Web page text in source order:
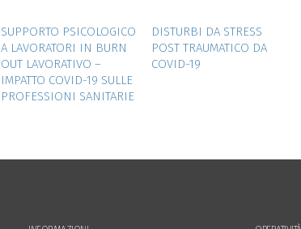
SUPPORTO PSICOLOGICO
A LAVORATORI IN BURN
OUT LAVORATIVO –
IMPATTO COVID-19 SULLE
PROFESSIONI SANITARIE
DISTURBI DA STRESS
POST TRAUMATICO DA
COVID-19